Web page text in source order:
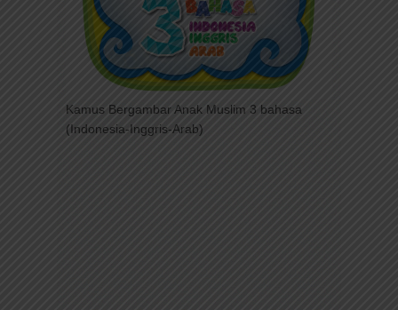
Kamus Bergambar Anak Muslim 3 bahasa
(Indonesia-Inggris-Arab)